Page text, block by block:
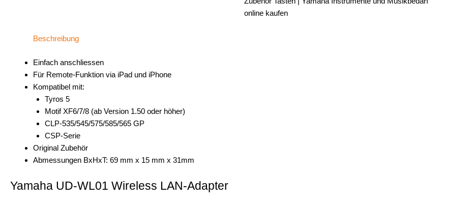
online kaufen
Beschreibung
Einfach anschliessen
Für Remote-Funktion via iPad und iPhone
Kompatibel mit:
Tyros 5
Motif XF6/7/8 (ab Version 1.50 oder höher)
CLP-535/545/575/585/565 GP
CSP-Serie
Original Zubehör
Abmessungen BxHxT: 69 mm x 15 mm x 31mm
Yamaha UD-WL01 Wireless LAN-Adapter